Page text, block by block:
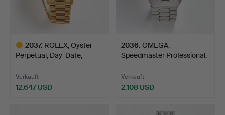
2037. ROLEX, Oyster
Perpetual, Day-Date,
Verkauft
12.647 USD
2036. OMEGA,
Speedmaster Professional,
Verkauft
2.108 USD